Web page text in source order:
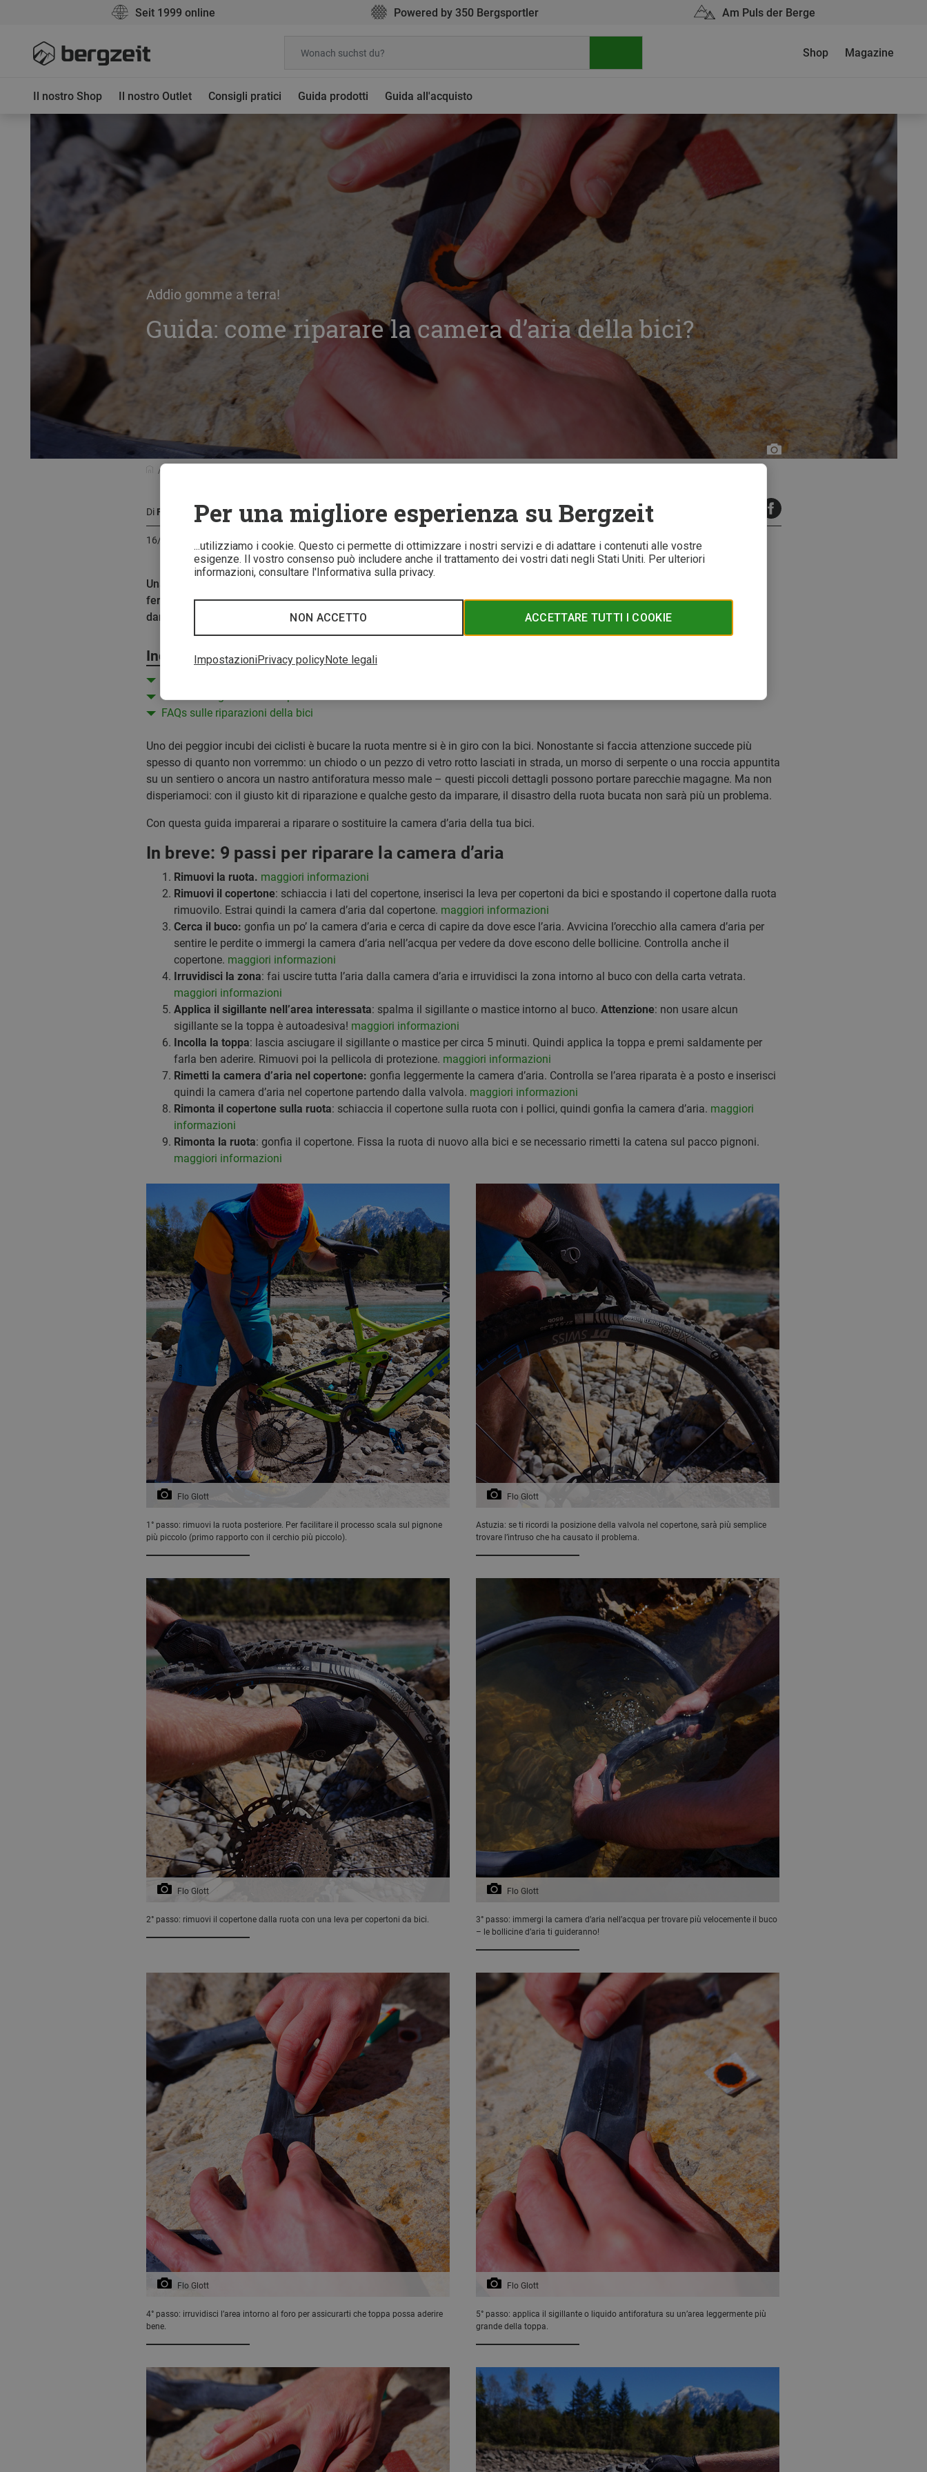
Per una migliore esperienza su Bergzeit
...utilizziamo i cookie. Questo ci permette di ottimizzare i nostri servizi e di adattare i contenuti alle vostre
esigenze. Il vostro consenso può includere anche il trattamento dei vostri dati negli Stati Uniti. Per ulteriori
informazioni, consultare l'Informativa sulla privacy.
ACCETTARE TUTTI I COOKIE
NON ACCETTO
ImpostazioniPrivacy policyNote legali
Seit 1999 online Powered by 350 Bergsportler Am Puls der Berge
Il nostro Shop Il nostro Outlet Consigli pratici Guida prodotti Guida all'acquisto
Shop Magazine
Addio gomme a terra!
Guida: come riparare la camera d’aria della bici?
Flo
Glott
Di Florian Glott 8 minuti di lettura
16/03/2021
Una gomma a terra può cambiare le sorti di un giro in bici cominciato bene. Per non rinunciare ai tuoi tour e per non farti
fermare da questi piccoli inconvenienti, il nostro esperto di ciclismo e mtb Flo Glott ci spiega cosa fare in caso di foratura e ci
darà una risposta ai dubbi più frequenti.
Indice
Guida dettagliata: come riparare la camera d'aria
FAQs sulle riparazioni della bici
Uno dei peggior incubi dei ciclisti è bucare la ruota mentre si è in giro con la bici. Nonostante si faccia attenzione succede più
spesso di quanto non vorremmo: un chiodo o un pezzo di vetro rotto lasciati in strada, un morso di serpente o una roccia appuntita
su un sentiero o ancora un nastro antiforatura messo male – questi piccoli dettagli possono portare parecchie magagne. Ma non
disperiamoci: con il giusto kit di riparazione e qualche gesto da imparare, il disastro della ruota bucata non sarà più un problema.
Con questa guida imparerai a riparare o sostituire la camera d’aria della tua bici.
In breve: 9 passi per riparare la camera d’aria
Rimuovi la ruota. maggiori informazioni
Rimuovi il copertone: schiaccia i lati del copertone, inserisci la leva per copertoni da bici e spostando il copertone dalla ruota
rimuovilo. Estrai quindi la camera d’aria dal copertone. maggiori informazioni
Cerca il buco: gonfia un po’ la camera d’aria e cerca di capire da dove esce l’aria. Avvicina l’orecchio alla camera d’aria per
sentire le perdite o immergi la camera d’aria nell’acqua per vedere da dove escono delle bollicine. Controlla anche il
copertone. maggiori informazioni
Irruvidisci la zona: fai uscire tutta l’aria dalla camera d’aria e irruvidisci la zona intorno al buco con della carta vetrata.
maggiori informazioni
Applica il sigillante nell’area interessata: spalma il sigillante o mastice intorno al buco. Attenzione: non usare alcun
sigillante se la toppa è autoadesiva! maggiori informazioni
Incolla la toppa: lascia asciugare il sigillante o mastice per circa 5 minuti. Quindi applica la toppa e premi saldamente per
farla ben aderire. Rimuovi poi la pellicola di protezione. maggiori informazioni
Rimetti la camera d’aria nel copertone: gonfia leggermente la camera d’aria. Controlla se l’area riparata è a posto e inserisci
quindi la camera d’aria nel copertone partendo dalla valvola. maggiori informazioni
Rimonta il copertone sulla ruota: schiaccia il copertone sulla ruota con i pollici, quindi gonfia la camera d’aria. maggiori
informazioni
Rimonta la ruota: gonfia il copertone. Fissa la ruota di nuovo alla bici e se necessario rimetti la catena sul pacco pignoni.
maggiori informazioni
Flo Glott
1° passo: rimuovi la ruota posteriore. Per facilitare il processo scala sul pignone
più piccolo (primo rapporto con il cerchio più piccolo).
Flo Glott
Astuzia: se ti ricordi la posizione della valvola nel copertone, sarà più semplice
trovare l’intruso che ha causato il problema.
Flo Glott
2° passo: rimuovi il copertone dalla ruota con una leva per copertoni da bici.
Flo Glott
3° passo: immergi la camera d’aria nell’acqua per trovare più velocemente il buco
– le bollicine d’aria ti guideranno!
Flo Glott
4° passo: irruvidisci l’area intorno al foro per assicurarti che toppa possa aderire
bene.
Flo Glott
5° passo: applica il sigillante o liquido antiforatura su un’area leggermente più
grande della toppa.